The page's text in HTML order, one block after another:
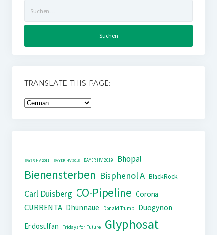
nach:
TRANSLATE THIS PAGE:
BAYER HV 2011 BAYER HV 2018 BAYER HV 2019 Bhopal
Bienensterben Bisphenol A BlackRock
Carl Duisberg CO-Pipeline Corona
CURRENTA Dhünnaue Donald Trump
Duogynon
Endosulfan
Fridays for Future Glyphosat